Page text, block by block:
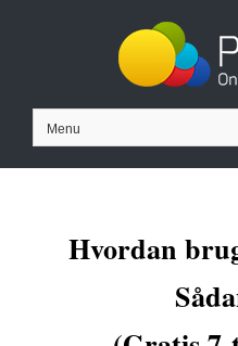
Menu
Hvordan